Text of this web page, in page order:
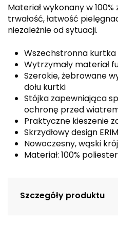
Materiał wykonany w
trwałość, łatwość
niezależnie od sytuacji.
Wszechstronna
Wytrzymały materiał
Szerokie, żebrowane
dołu kurtki
Stójka zapewniająca
ochronę przed
Praktyczne kieszenie
Skrzydłowy design
Nowoczesny, wąski krój
Materiał: 100% poliester
Szczegóły produktu